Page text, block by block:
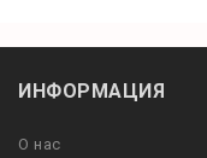
ИНФОРМАЦИЯ
О нас